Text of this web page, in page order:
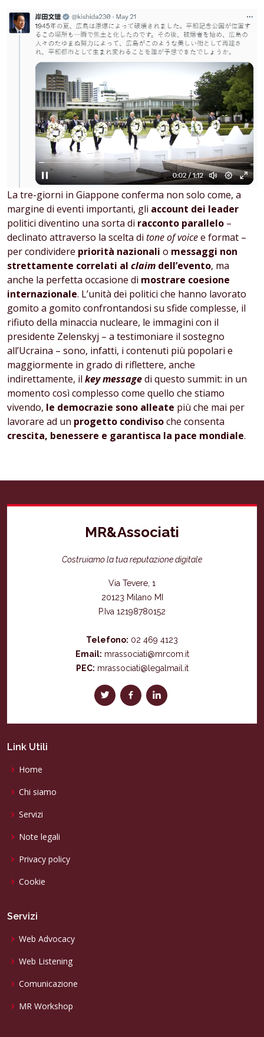
La tre-giorni in Giappone conferma non solo come, a
margine di eventi importanti, gli account dei leader
politici diventino una sorta di racconto parallelo –
declinato attraverso la scelta di tone of voicee format –
per condividere priorità nazionali o messaggi non
strettamente correlati al claim dell’evento, ma
anche la perfetta occasione di mostrare coesione
internazionale. L’unità dei politici che hanno lavorato
gomito a gomito confrontandosi su sfide complesse, il
rifiuto della minaccia nucleare, le immagini con il
presidente Zelenskyj – a testimoniare il sostegno
all’Ucraina – sono, infatti, i contenuti più popolari e
maggiormente in grado di riflettere, anche
indirettamente, il key messagedi questo summit: in un
momento così complesso come quello che stiamo
vivendo, le democrazie sono alleate più che mai per
lavorare ad un progetto condivisoche consenta
crescita, benessere e garantisca la pace mondiale.
MR&Associati
Costruiamo la tua reputazione digitale
Via Tevere, 1
20123 Milano MI
P.Iva 12198780152
Telefono: 02 469 4123
Email: mrassociati@mrcom.it
PEC: mrassociati@legalmail.it
Link Utili
Home
Chi siamo
Servizi
Note legali
Privacy policy
Cookie
Servizi
Web Advocacy
Web Listening
Comunicazione
MR Workshop